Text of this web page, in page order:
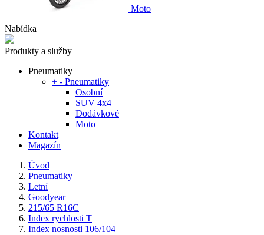
Moto
Nabídka
Produkty a služby
Pneumatiky
+ - Pneumatiky
Osobní
SUV 4x4
Dodávkové
Moto
Kontakt
Magazín
Úvod
Pneumatiky
Letní
Goodyear
215/65 R16C
Index rychlosti T
Index nosnosti 106/104